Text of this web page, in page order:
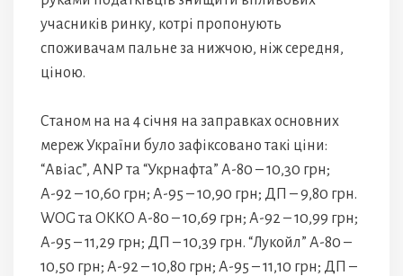
учасників ринку, котрі пропонують
споживачам пальне за нижчою, ніж середня,
ціною.
Станом на на 4 січня на заправках основних
мереж України було зафіксовано такі ціни:
“Авіас”, АNP та “Укрнафта” А-80 – 10,30 грн;
А-92 – 10,60 грн; А-95 – 10,90 грн; ДП – 9,80 грн.
WOG та ОККО А-80 – 10,69 грн; А-92 – 10,99 грн;
А-95 – 11,29 грн; ДП – 10,39 грн. “Лукойл” А-80 –
10,50 грн; А-92 – 10,80 грн; А-95 – 11,10 грн; ДП –